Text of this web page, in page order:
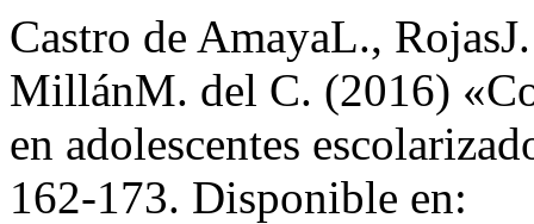
Castro de AmayaL.,
MillánM. del C. (2016)
en adolescentes
162-173. Disponible en: